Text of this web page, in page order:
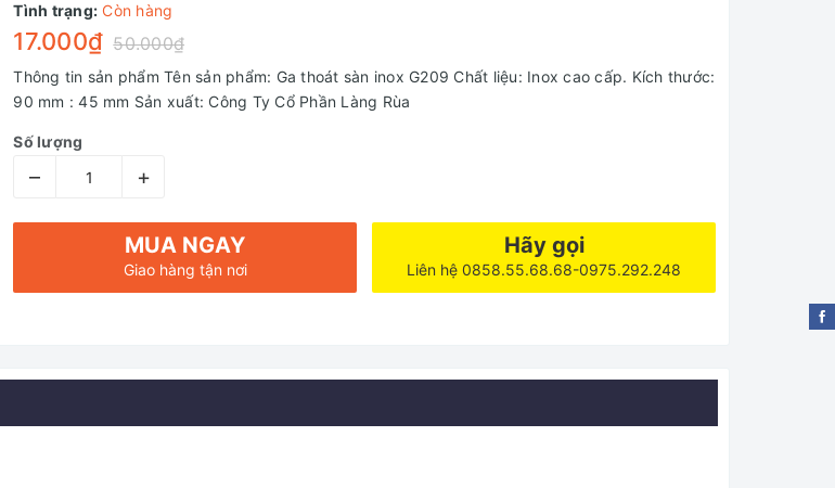
Tình trạng: Còn hàng
17.000₫ 50.000₫
Thông tin sản phẩm Tên sản phẩm: Ga thoát sàn inox G209 Chất liệu: Inox cao cấp. Kích thước:
90 mm : 45 mm Sản xuất: Công Ty Cổ Phần Làng Rùa
Số lượng
– +
MUA NGAY
Giao hàng tận nơi
Hãy gọi
Liên hệ 0858.55.68.68-0975.292.248